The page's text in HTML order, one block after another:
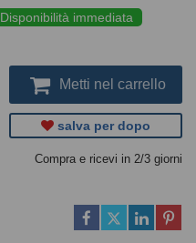
Disponibilità immediata
Metti nel carrello
salva per dopo
Compra e ricevi in 2/3 giorni